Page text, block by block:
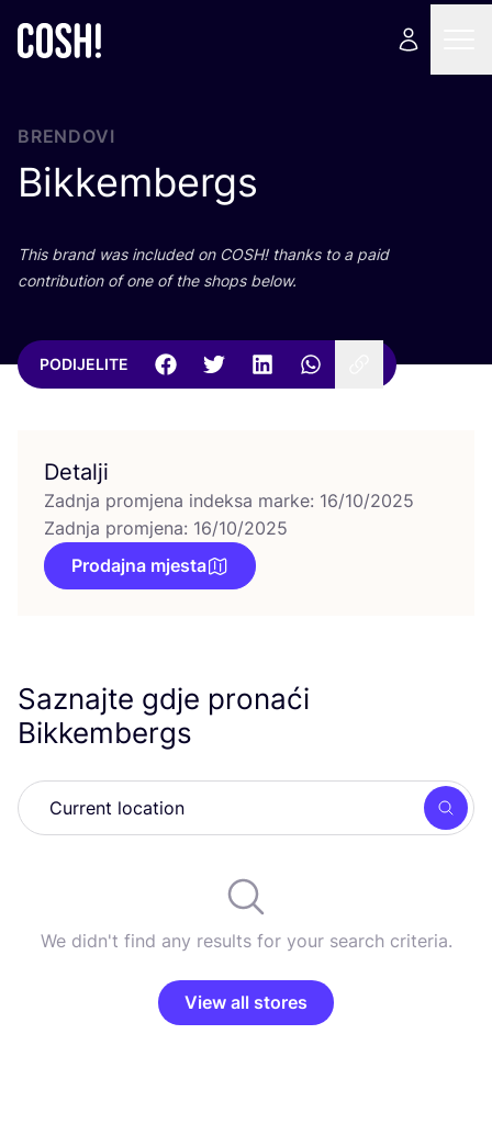
BRENDOVI
Bikkembergs
This brand was inclu­ded on COSH! than­ks to a paid
con­tri­bu­ti­on of one of the shops below.
PODIJELITE
Detalji
Zadnja promjena indeksa marke: 16/10/2025
Zadnja promjena: 16/10/2025
Prodajna mjesta
Saznajte gdje pronaći
Bikkembergs
We didn't find any results for your search criteria.
View all stores